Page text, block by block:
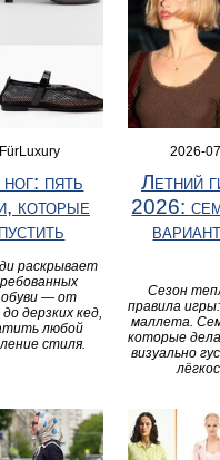
пять
которые
раскрывает
— от
дерзких кед,
любой
стиля.
2026-
Летний
2026:
Сезон
правила
маллета.
которые
визуально